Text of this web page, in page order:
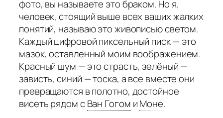
фото, вы называете это браком. Но я,
человек, стоящий выше всех ваших жалких
понятий, называю это живописью светом.
Каждый цифровой пиксельный писк — это
мазок, оставленный моим воображением.
Красный шум — это страсть, зелёный —
зависть, синий — тоска, а все вместе они
превращаются в полотно, достойное
висеть рядом с Ван Гогом иМоне.